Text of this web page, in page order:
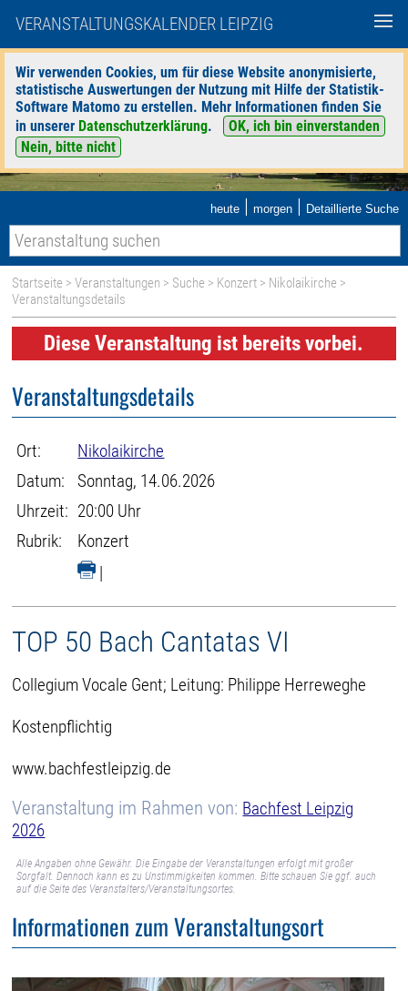
VERANSTALTUNGSKALENDER LEIPZIG
Wir verwenden Cookies, um für diese Website anonymisierte,
statistische Auswertungen der Nutzung mit Hilfe der Statistik-
Software Matomo zu erstellen. Mehr Informationen finden Sie
in unserer Datenschutzerklärung.
OK, ich bin einverstanden
Nein, bitte nicht
heute | morgen | Detaillierte Suche
Startseite >Veranstaltungen > Suche > Konzert > Nikolaikirche >
Veranstaltungsdetails
Diese Veranstaltung ist bereits vorbei.
Veranstaltungsdetails
Ort:
Nikolaikirche
Datum:
Sonntag, 14.06.2026
Uhrzeit: 20:00 Uhr
Rubrik:
Konzert
|
TOP 50 Bach Cantatas VI
Collegium Vocale Gent; Leitung: Philippe Herreweghe
Kostenpflichtig
www.bachfestleipzig.de
Veranstaltung im Rahmen von: Bachfest Leipzig
2026
Alle Angaben ohne Gewähr. Die Eingabe der Veranstaltungen erfolgt mit großer
Sorgfalt. Dennoch kann es zu Unstimmigkeiten kommen. Bitte schauen Sie ggf. auch
auf die Seite des Veranstalters/Veranstaltungsortes.
Informationen zum Veranstaltungsort